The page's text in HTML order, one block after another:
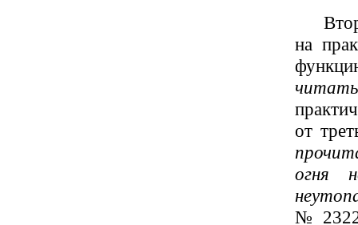
на
от
огня